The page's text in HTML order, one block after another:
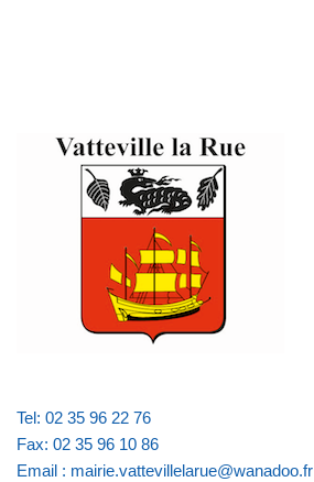
Tel: 02 35 96 22 76
Fax: 02 35 96 10 86
Email : mairie.vattevillelarue@wanadoo.fr